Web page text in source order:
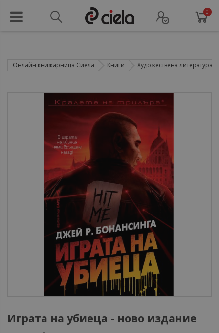
0
Онлайн книжарница Сиела Книги Художествена литература
Играта на убиеца - ново издание